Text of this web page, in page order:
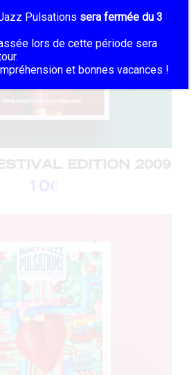
EDITION 2009
10€
Pulsations sera fermée du 3
lors de cette période sera
et bonnes vacances !